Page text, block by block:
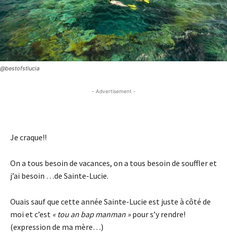
@bestofstlucia
- Advertisement -
Je craque!!
On a tous besoin de vacances, on a tous besoin de souffler et
j’ai besoin …de Sainte-Lucie.
Ouais sauf que cette année Sainte-Lucie est juste à côté de
moi et c’est « tou an bap manman »pour s’y rendre!
(expression de ma mère…)